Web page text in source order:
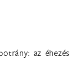
az éhezés